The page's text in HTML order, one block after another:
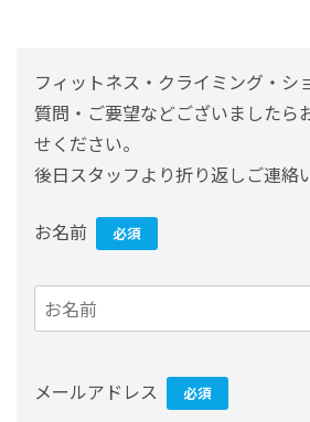
フィットネス・クライミング・シ
質問・ご要望などございましたら
せください。
後日スタッフより折り返しご連絡
お名前 必須
メールアドレス 必須